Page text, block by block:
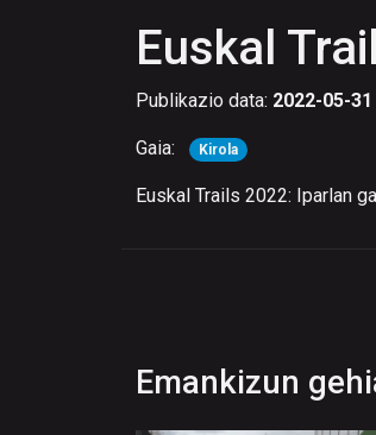
Euskal
Publikazio data: 2022-05-31
Gaia: Kirola
Euskal Trails 2022: Iparlan
Emankizun